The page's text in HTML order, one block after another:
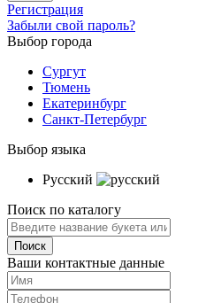
Регистрация
Забыли свой пароль?
Выбор города
Сургут
Тюмень
Екатеринбург
Санкт-Петербург
Выбор языка
Русский
Поиск по каталогу
Ваши контактные данные